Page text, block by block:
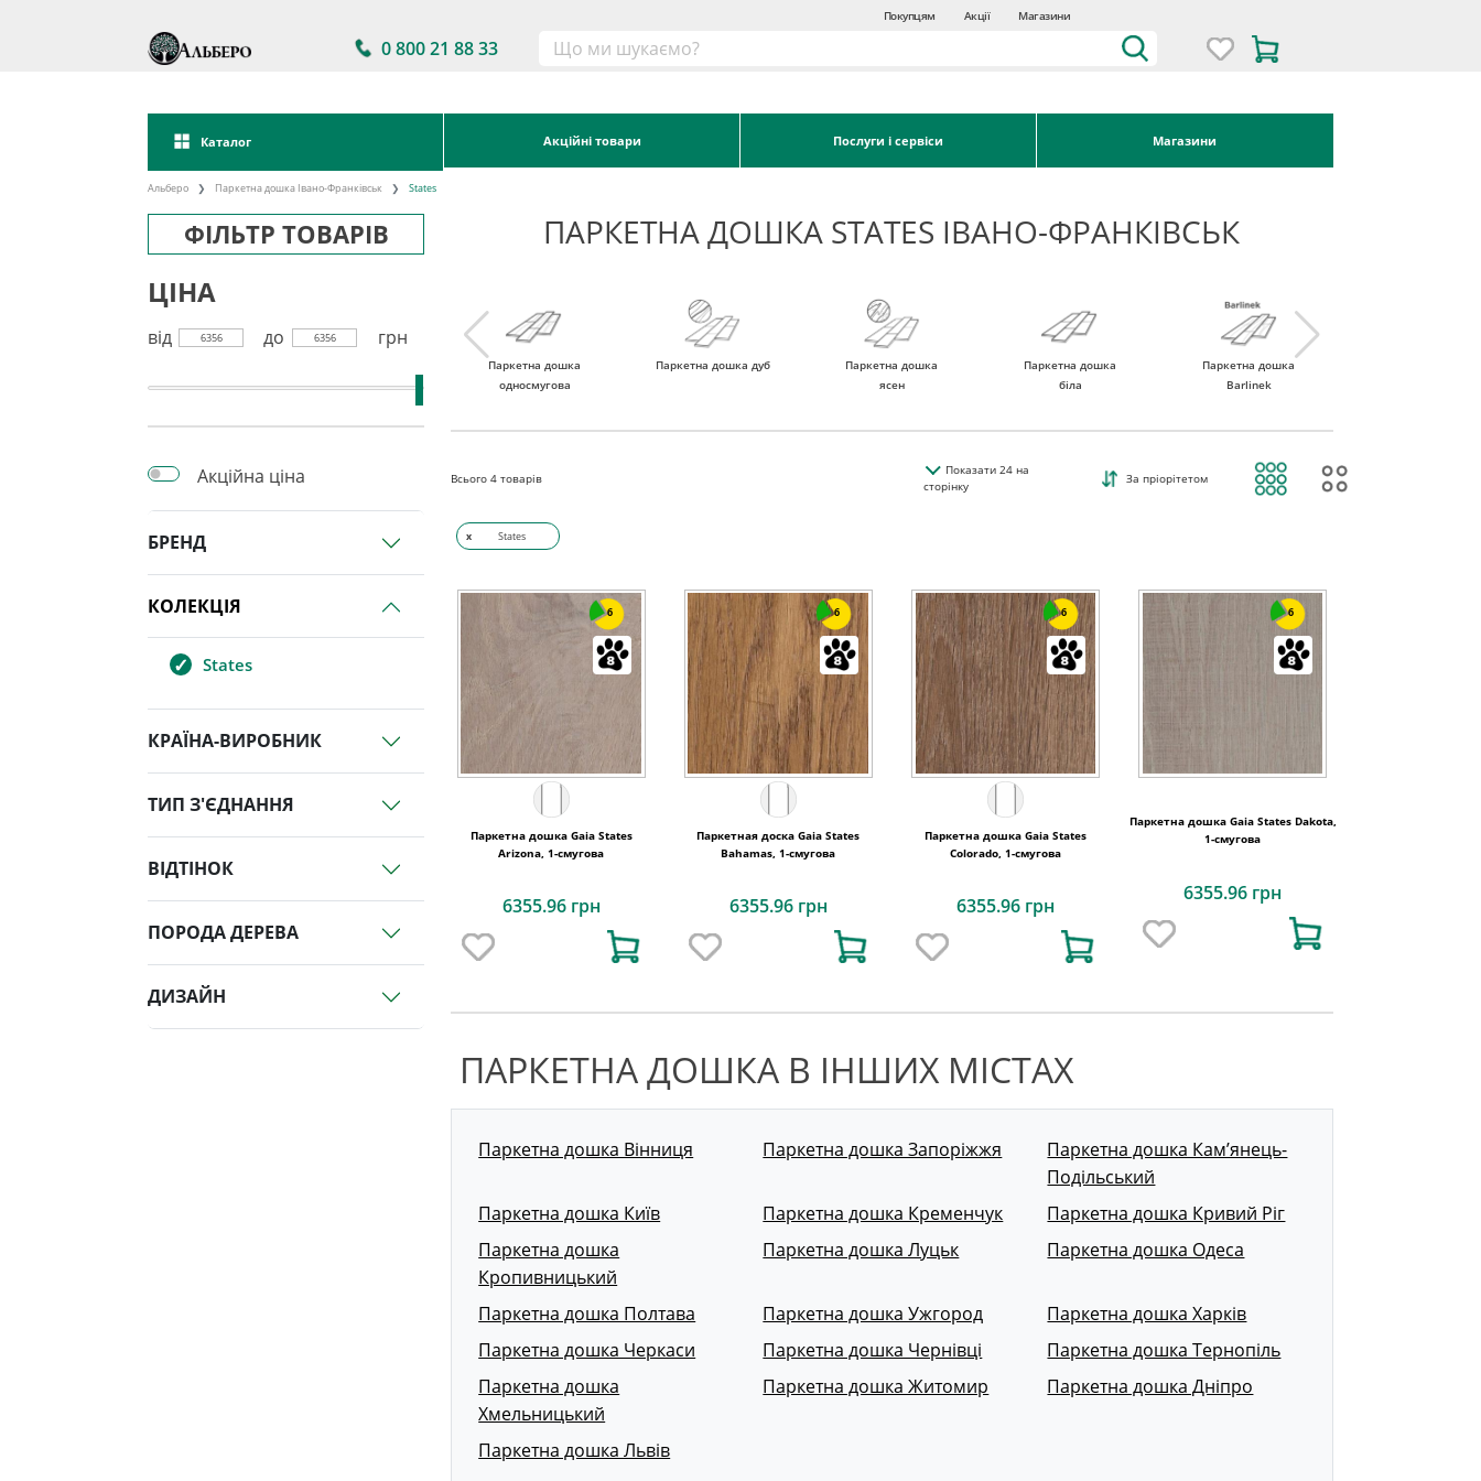
Покупцям Акції Магазини
0 800 21 88 33
Каталог Акційні товари Послуги і сервіси Магазини
Альберо Паркетна дошка Івано-Франківськ States
ФІЛЬТР ТОВАРІВ ПАРКЕТНА ДОШКА STATES ІВАНО-ФРАНКІВСЬК
ЦІНА
від 6356 до 6356 грн
Акційна ціна
БРЕНД
КОЛЕКЦІЯ
States
КРАЇНА-ВИРОБНИК
ТИП З'ЄДНАННЯ
ВІДТІНОК
ПОРОДА ДЕРЕВА
ДИЗАЙН
Україна
дошку
Паркетна дошка
односмугова
Паркетна дошка дуб
Паркетна дошка
ясен
Паркетна дошка
біла
Паркетна дошка
Barlinek
Всього4 товарів
Показати24на
сторінку
За пріорітетом
x States
6
Паркетна дошка Gaia States
Arizona, 1-смугова
6355.96 грн
6
Паркетная доска Gaia States
Bahamas, 1-смугова
6355.96 грн
6
Паркетна дошка Gaia States
Colorado, 1-смугова
6355.96 грн
6
Паркетна дошка Gaia States Dakota,
1-смугова
6355.96 грн
ПАРКЕТНА ДОШКА В ІНШИХ МІСТАХ
Паркетна дошка Вінниця Паркетна дошка Запоріжжя
Паркетна дошка Кам’янець-
Подільський
Паркетна дошка Київ
Паркетна дошка Кременчук
Паркетна дошка Кривий Ріг
Паркетна дошка
Кропивницький
Паркетна дошка Луцьк Паркетна дошка Одеса
Паркетна дошка Полтава Паркетна дошка Ужгород
Паркетна дошка Харків
Паркетна дошка Черкаси
Паркетна дошка Чернівці
Паркетна дошка Тернопіль
Паркетна дошка
Хмельницький
Паркетна дошка Житомир Паркетна дошка Дніпро
Паркетна дошка Львів